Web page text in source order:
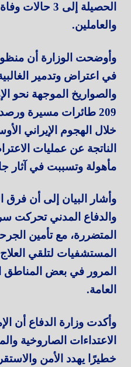
والعاملين.
وأوضحت الوزارة أن
في اعتراض وتدمير
والصواريخ الموجهة نحو
خلال الهجوم الإيراني
الناتجة عن عمليات
مأهولة وتسببت في آثار
وأشار البيان إلى أن
والدفاع المدني تحركت
المتضررة، مع تأمين
المستشفيات لتلقي
المرور في بعض المناطق
العامة.
وأكدت وزارة الدفاع أن
الاعتداءات الصاروخية
خطيرًا يهدد الأمن